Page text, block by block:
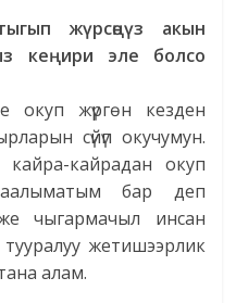
жүрсөңүз
акын
кеңири эле
болсо
окуп жүргөн кезден
сүйүп окучумун.
кайрадан окуп
бар деп
чыгармачыл инсан
жетишээрлик
алам.